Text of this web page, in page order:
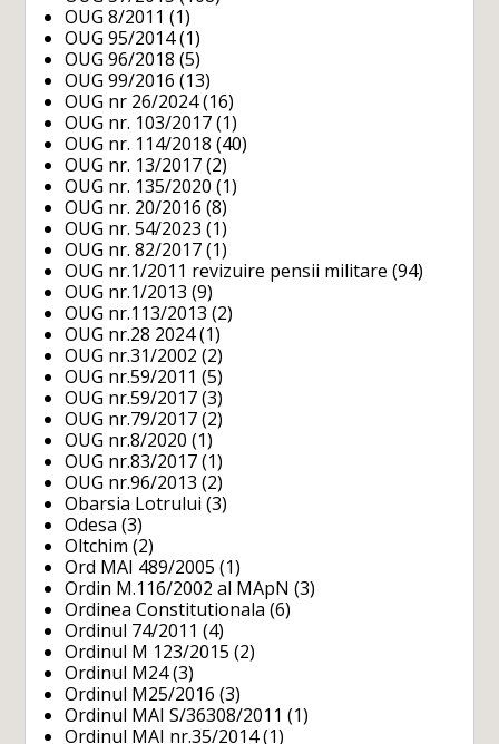
OUG 8/2011 (1)
OUG 95/2014(1)
OUG 96/2018 (5)
OUG 99/2016 (13)
OUG nr 26/2024(16)
OUG nr. 103/2017 (1)
OUG nr. 114/2018 (40)
OUG nr. 13/2017 (2)
OUG nr. 135/2020 (1)
OUG nr. 20/2016 (8)
OUG nr. 54/2023 (1)
OUG nr. 82/2017 (1)
OUG nr.1/2011 revizuire pensii militare (94)
OUG nr.1/2013 (9)
OUG nr.113/2013 (2)
OUG nr.28 2024(1)
OUG nr.31/2002 (2)
OUG nr.59/2011 (5)
OUG nr.59/2017 (3)
OUG nr.79/2017 (2)
OUG nr.8/2020 (1)
OUG nr.83/2017 (1)
OUG nr.96/2013 (2)
Obarsia Lotrului (3)
Odesa (3)
Oltchim (2)
Ord MAI 489/2005 (1)
Ordin M.116/2002 al MApN (3)
Ordinea Constitutionala (6)
Ordinul 74/2011 (4)
Ordinul M 123/2015 (2)
Ordinul M24(3)
Ordinul M25/2016 (3)
Ordinul MAI S/36308/2011 (1)
Ordinul MAI nr.35/2014(1)